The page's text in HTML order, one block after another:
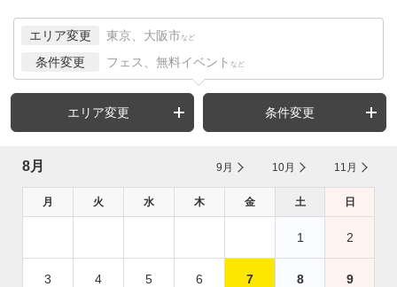
エリア変更 東京、大阪市 など
条件変更 フェス、無料イベント など
エリア変更 条件変更
8月 9月 10月 11月
月 火 水 木 金 土 日
1 2
3 4 5 6 7 8 9